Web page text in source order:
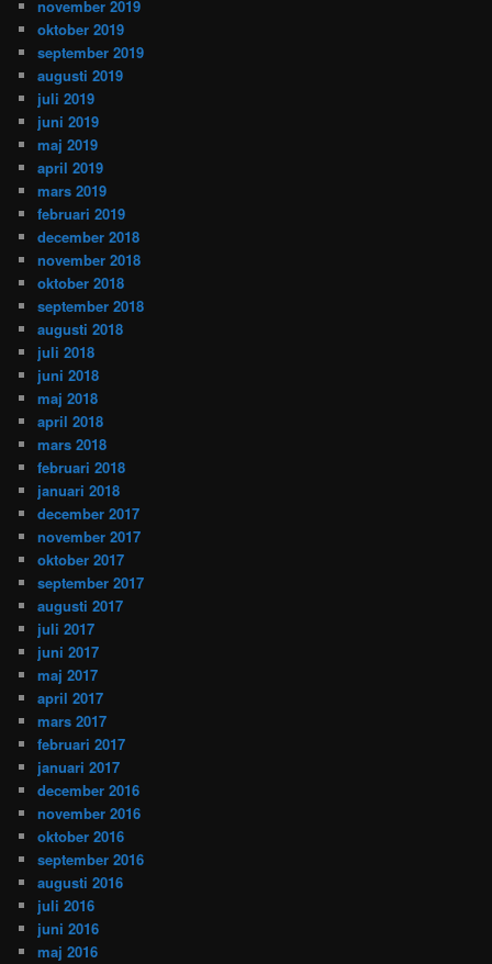
november 2019
oktober 2019
september 2019
augusti 2019
juli 2019
juni 2019
maj 2019
april 2019
mars 2019
februari 2019
december 2018
november 2018
oktober 2018
september 2018
augusti 2018
juli 2018
juni 2018
maj 2018
april 2018
mars 2018
februari 2018
januari 2018
december 2017
november 2017
oktober 2017
september 2017
augusti 2017
juli 2017
juni 2017
maj 2017
april 2017
mars 2017
februari 2017
januari 2017
december 2016
november 2016
oktober 2016
september 2016
augusti 2016
juli 2016
juni 2016
maj 2016